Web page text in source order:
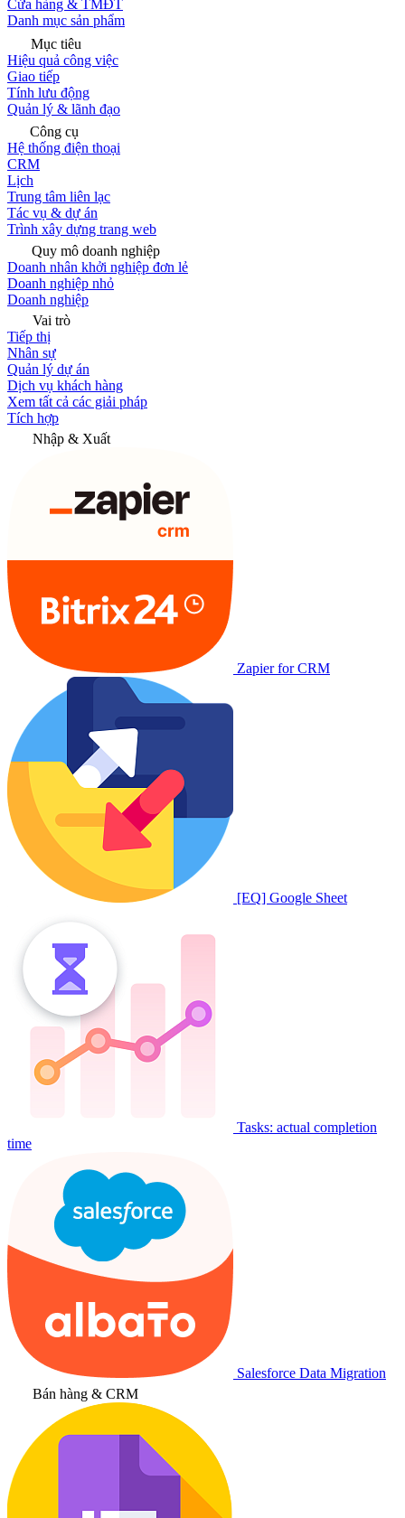
Cửa hàng & TMĐT
Danh mục sản phẩm
Mục tiêu
Hiệu quả công việc
Giao tiếp
Tính lưu động
Quản lý & lãnh đạo
Công cụ
Hệ thống điện thoại
CRM
Lịch
Trung tâm liên lạc
Tác vụ & dự án
Trình xây dựng trang web
Quy mô doanh nghiệp
Doanh nhân khởi nghiệp đơn lẻ
Doanh nghiệp nhỏ
Doanh nghiệp
Vai trò
Tiếp thị
Nhân sự
Quản lý dự án
Dịch vụ khách hàng
Xem tất cả các giải pháp
Tích hợp
Nhập & Xuất
Zapier for CRM
[EQ] Google Sheet
Tasks: actual completion
time
Salesforce Data Migration
Bán hàng & CRM